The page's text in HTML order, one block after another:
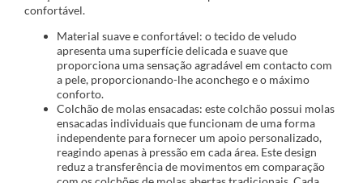
confortável.
Material suave e confortável: o tecido de veludo
apresenta uma superfície delicada e suave que
proporciona uma sensação agradável em contacto com
a pele, proporcionando-lhe aconchego e o máximo
conforto.
Colchão de molas ensacadas: este colchão possui molas
ensacadas individuais que funcionam de uma forma
independente para fornecer um apoio personalizado,
reagindo apenas à pressão em cada área. Este design
reduz a transferência de movimentos em comparação